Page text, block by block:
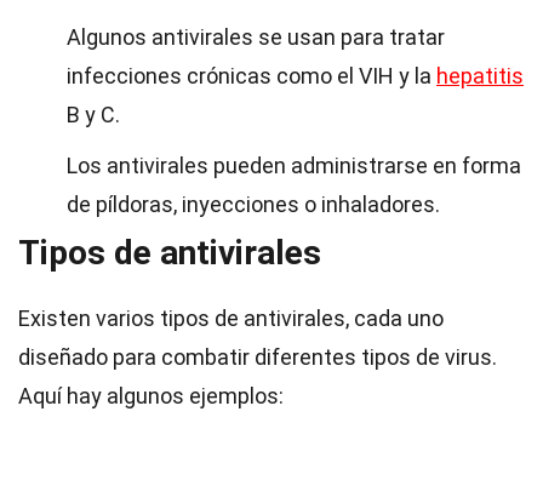
Algunos antivirales se usan para tratar
infecciones crónicas como el VIH y la hepatitis
B y C.
Los antivirales pueden administrarse en forma
de píldoras, inyecciones o inhaladores.
Tipos de antivirales
Existen varios tipos de antivirales, cada uno
diseñado para combatir diferentes tipos de virus.
Aquí hay algunos ejemplos: